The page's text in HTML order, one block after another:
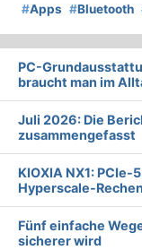
#Apps #Bluetooth
PC-
braucht man im
Juli 2026: Die
zusammengefasst
KIOXIA NX1: PCIe-
Hyperscale-
Fünf einfache
sicherer wird